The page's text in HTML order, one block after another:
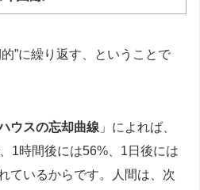
”に繰り返す、ということで
ウスの忘却曲線 」によれば、
1時間後には56%、1日後には
ているからです。人間は、次